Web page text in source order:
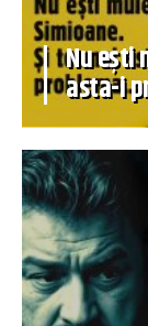
Nu ești
asta-i